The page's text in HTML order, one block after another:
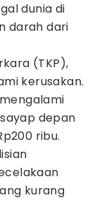
dunia di
darah dari
(TKP),
kerusakan.
depan
ribu.
kurang